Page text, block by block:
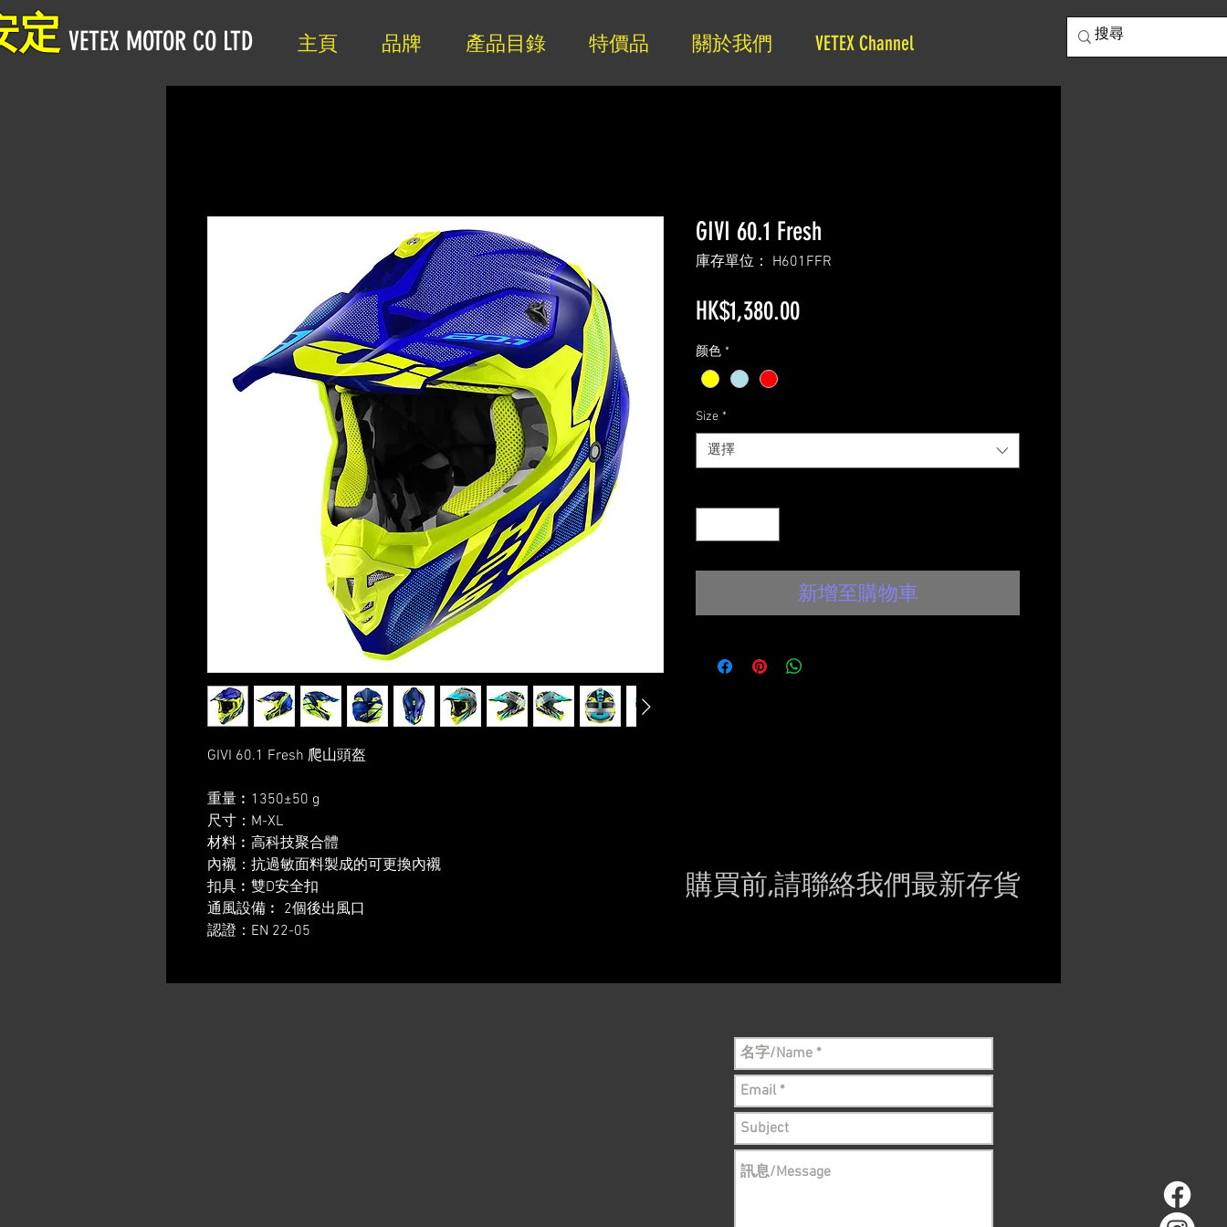
主頁 品牌 產品目錄 特價品 關於我們 VETEX Channel
定 VETEX MOTOR CO LTD
GIVI 60.1 Fresh 爬山頭盔
重量︰1350±50 g
尺寸：M-XL
材料︰高科技聚合體
內襯：抗過敏面料製成的可更換內襯
扣具︰雙D安全扣
通風設備︰ 2個後出風口
認證：EN 22-05
GIVI 60.1 Fresh
庫存單位： H601FFR
HK$1,380.00價
颜色 *
Size *
選擇
新增至購物車
購買前,請聯絡我們最新存貨